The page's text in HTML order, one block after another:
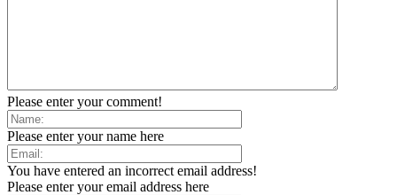
Please enter your comment!
Please enter your name here
You have entered an incorrect email address!
Please enter your email address here